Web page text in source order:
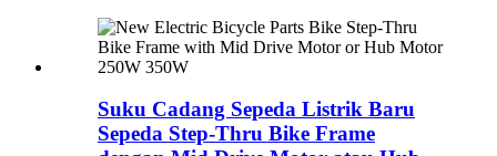
Suku Cadang Sepeda Listrik Baru
Sepeda Step-Thru Bike Frame